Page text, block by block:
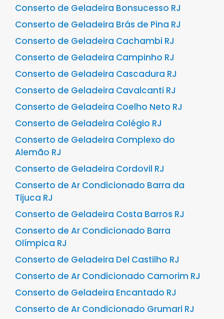
Conserto de Geladeira Bonsucesso RJ
Conserto de Geladeira Brás de Pina RJ
Conserto de Geladeira Cachambi RJ
Conserto de Geladeira Campinho RJ
Conserto de Geladeira Cascadura RJ
Conserto de Geladeira Cavalcanti RJ
Conserto de Geladeira Coelho Neto RJ
Conserto de Geladeira Colégio RJ
Conserto de Geladeira Complexo do
Alemão RJ
Conserto de Geladeira Cordovil RJ
Conserto de Ar Condicionado Barra da
Tijuca RJ
Conserto de Geladeira Costa Barros RJ
Conserto de Ar Condicionado Barra
Olímpica RJ
Conserto de Geladeira Del Castilho RJ
Conserto de Ar Condicionado Camorim RJ
Conserto de Geladeira Encantado RJ
Conserto de Ar Condicionado Grumari RJ